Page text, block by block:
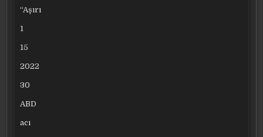
“Aşırı
1
15
2022
30
ABD
acı